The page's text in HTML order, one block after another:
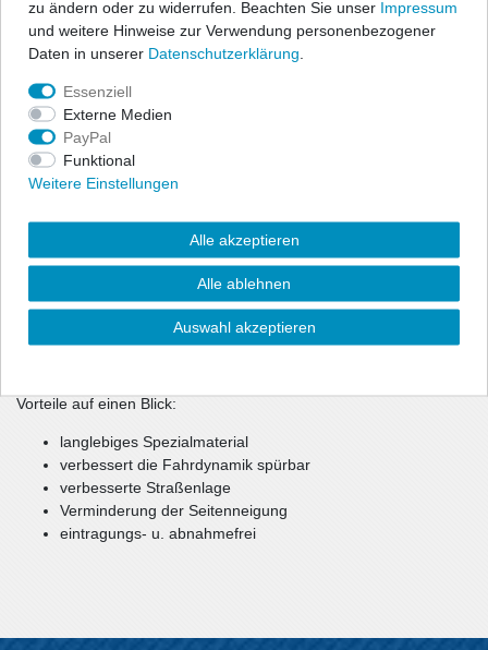
Powerflex PU-Fahrwerksbuchsen und Halterungen sind aus dem
speziellen Material "Polyurethane" gefertigt.
Sie sind qualitativ sehr hochwertig, damit stabiler, haltbarer und
bedeutend langlebiger als herkömmliche Serien- und
Gummibuchsen. Im Motorsport sind sie nicht mehr weg zu
denken.
Und auch im Straßenverkehr haben sie ihre Vorzüge. Die
verbessert. Ein großes Plus für Fahrstabilität und -Agilität,
Sicherheit und Sportlichkeit. Die Buchsen und Halter gibt es für
alle gängigen Fahrzeugmarken und Modelle für Vorder- u.
Hinterachse, sowie Auspuffaufhängungsteile.
Teilweise wird auch benötigtes Montagematerial (Schrauben,
Vorteile auf einen Blick:
langlebiges Spezialmaterial
verbessert die Fahrdynamik spürbar
verbesserte Straßenlage
Verminderung der Seitenneigung
eintragungs- u. abnahmefrei
zu ändern oder zu widerrufen. Beachten Sie unser Impressum
und weitere Hinweise zur Verwendung personenbezogener
Daten in unserer Daten­schutz­erklärung
Essenziell
Externe Medien
PayPal
Funktional
Weitere Einstellungen
Alle akzeptieren
Alle ablehnen
Auswahl akzeptieren